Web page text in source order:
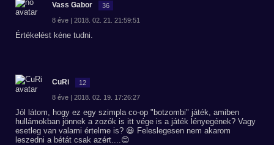
Vass Gabor 36
8 éve | 2018. 02. 21. 21:59:51
Értékelést kéne tudni.
CuRi 12
8 éve | 2018. 02. 19. 17:26:27
Jól látom, hogy ez egy szimpla co-op "botzombi" játék, amiben
hullámokban jönnek a zozók is itt vége is a játék lényegének? Vagy
esetleg van valami értelme is? 😃 Feleslegesen nem akarom
leszedni a bétát csak azért....😊